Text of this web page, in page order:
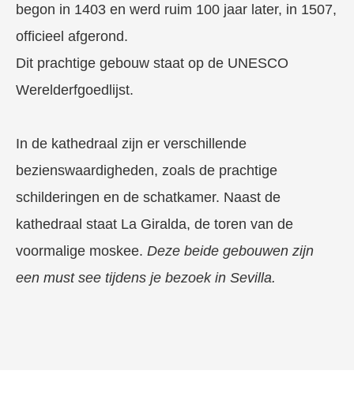
begon in 1403 en werd ruim 100 jaar later, in 1507,
officieel afgerond.
Dit prachtige gebouw staat op de UNESCO
Werelderfgoedlijst.
In de kathedraal zijn er verschillende
bezienswaardigheden, zoals de prachtige
schilderingen en de schatkamer. Naast de
kathedraal staat La Giralda, de toren van de
voormalige moskee. Deze beide gebouwen zijn
een must see tijdens je bezoek in Sevilla.